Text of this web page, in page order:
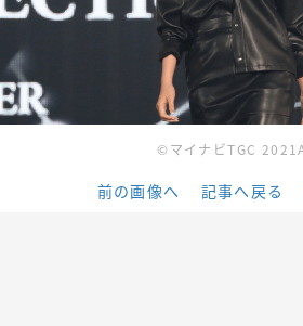
©マイナビTGC
前の画像へ 記事へ戻る